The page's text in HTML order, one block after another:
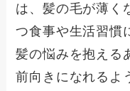
は、髪の毛が薄く
つ食事や生活習慣
髪の悩みを抱える
前向きになれるよ